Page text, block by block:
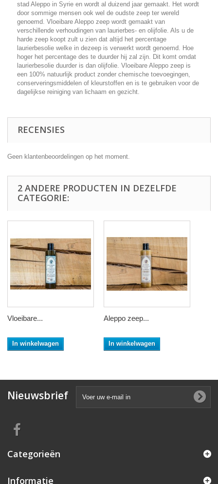
stad Aleppo in Syrie en wordt al duizend jaar gemaakt. Het wordt
door sommige mensen ook wel de oudste zeep ter wereld
genoemd. Vloeibare Aleppo zeep wordt gemaakt van
verschillende verhoudingen van laurierbes- en olijfolie. Als u de
harde zeep koopt zult u zien dat altijd het percentage
laurierbesolie welke in dezeep is verwerkt wordt genoemd. Hoe
hoger het percentage des te duurder hij zal zijn. Dit komt omdat
laurierbesolie duurder is dan olijfolie. Vloeibare Aleppo zeep is
een 100% natuurlijk product zonder chemische toevoegingen,
conserveringsmiddelen of kleurstoffen en is te gebruiken voor de
dagelijkse reiniging van lichaam en gezicht.
RECENSIES
Geen klantenbeoordelingen op het moment.
2 ANDERE PRODUCTEN IN DEZELFDE
CATEGORIE:
Vloeibare...
In winkelwagen
Aleppo zeep...
In winkelwagen
Nieuwsbrief
Categorieën
Informatie